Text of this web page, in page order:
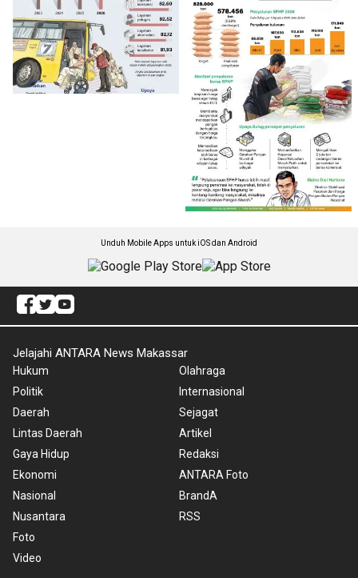
Unduh Mobile Apps untuk iOS dan Android
Jelajahi ANTARA News Makassar
Hukum
Politik
Daerah
Lintas Daerah
Gaya Hidup
Ekonomi
Nasional
Nusantara
Foto
Video
Olahraga
Internasional
Sejagat
Artikel
Redaksi
ANTARA Foto
BrandA
RSS